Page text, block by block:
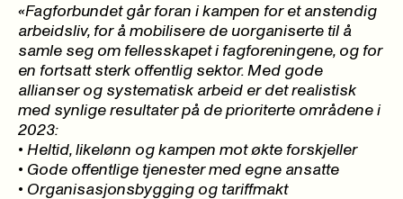
«Fagforbundet går foran i kampen for et anstendig
arbeidsliv, for å mobilisere de uorganiserte til å
samle seg om fellesskapet i fagforeningene, og for
en fortsatt sterk offentlig sektor. Med gode
allianser og systematisk arbeid er det realistisk
med synlige resultater på de prioriterte områdene i
2023:
• Heltid, likelønn og kampen mot økte forskjeller
• Gode offentlige tjenester med egne ansatte
• Organisasjonsbygging og tariffmakt